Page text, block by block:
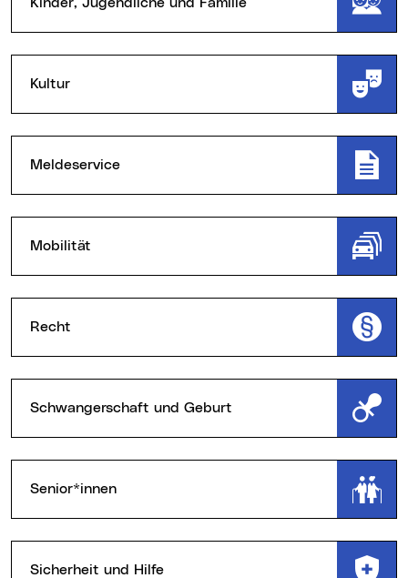
Kultur
Meldeservice
Mobilität
Recht
Schwangerschaft und Geburt
Senior*innen
Sicherheit und Hilfe